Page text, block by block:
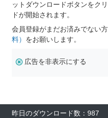
ットダウンロードボタンをク
ドが開始されます。
会員登録がまだお済みでない方
料） をお願いします。
広告を非表示にする
昨日のダウンロード数：987